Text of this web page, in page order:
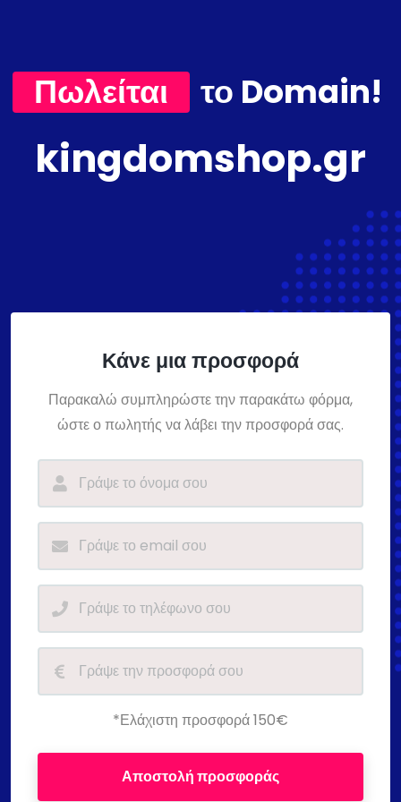
Πωλείται το Domain!
kingdomshop.gr
Κάνε μια προσφορά
Παρακαλώ συμπληρώστε την παρακάτω φόρμα,
ώστε ο πωλητής να λάβει την προσφορά σας.
*Ελάχιστη προσφορά 150€
Αποστολή προσφοράς